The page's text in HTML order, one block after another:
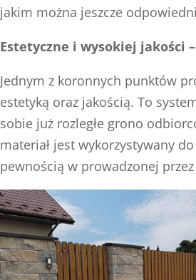
jakim można jeszcze
Estetyczne i wysokiej jakości
Jednym z koronnych punktów
estetyką oraz jakością. To
sobie już rozległe grono
materiał jest wykorzystywany
pewnością w prowadzonej